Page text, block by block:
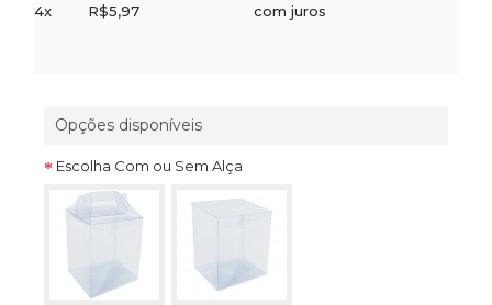
4x
R$5,97 com juros
Opções disponíveis
Escolha Com ou Sem Alça